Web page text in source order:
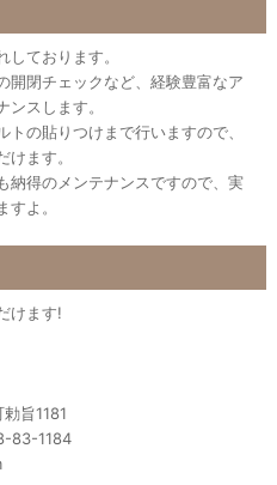
ております。
開閉チェックなど、経験豊富なア
スします。
の貼りつけまで行いますので、
ます。
納得のメンテナンスですので、実
よ。
けます!
旨1181
83-1184